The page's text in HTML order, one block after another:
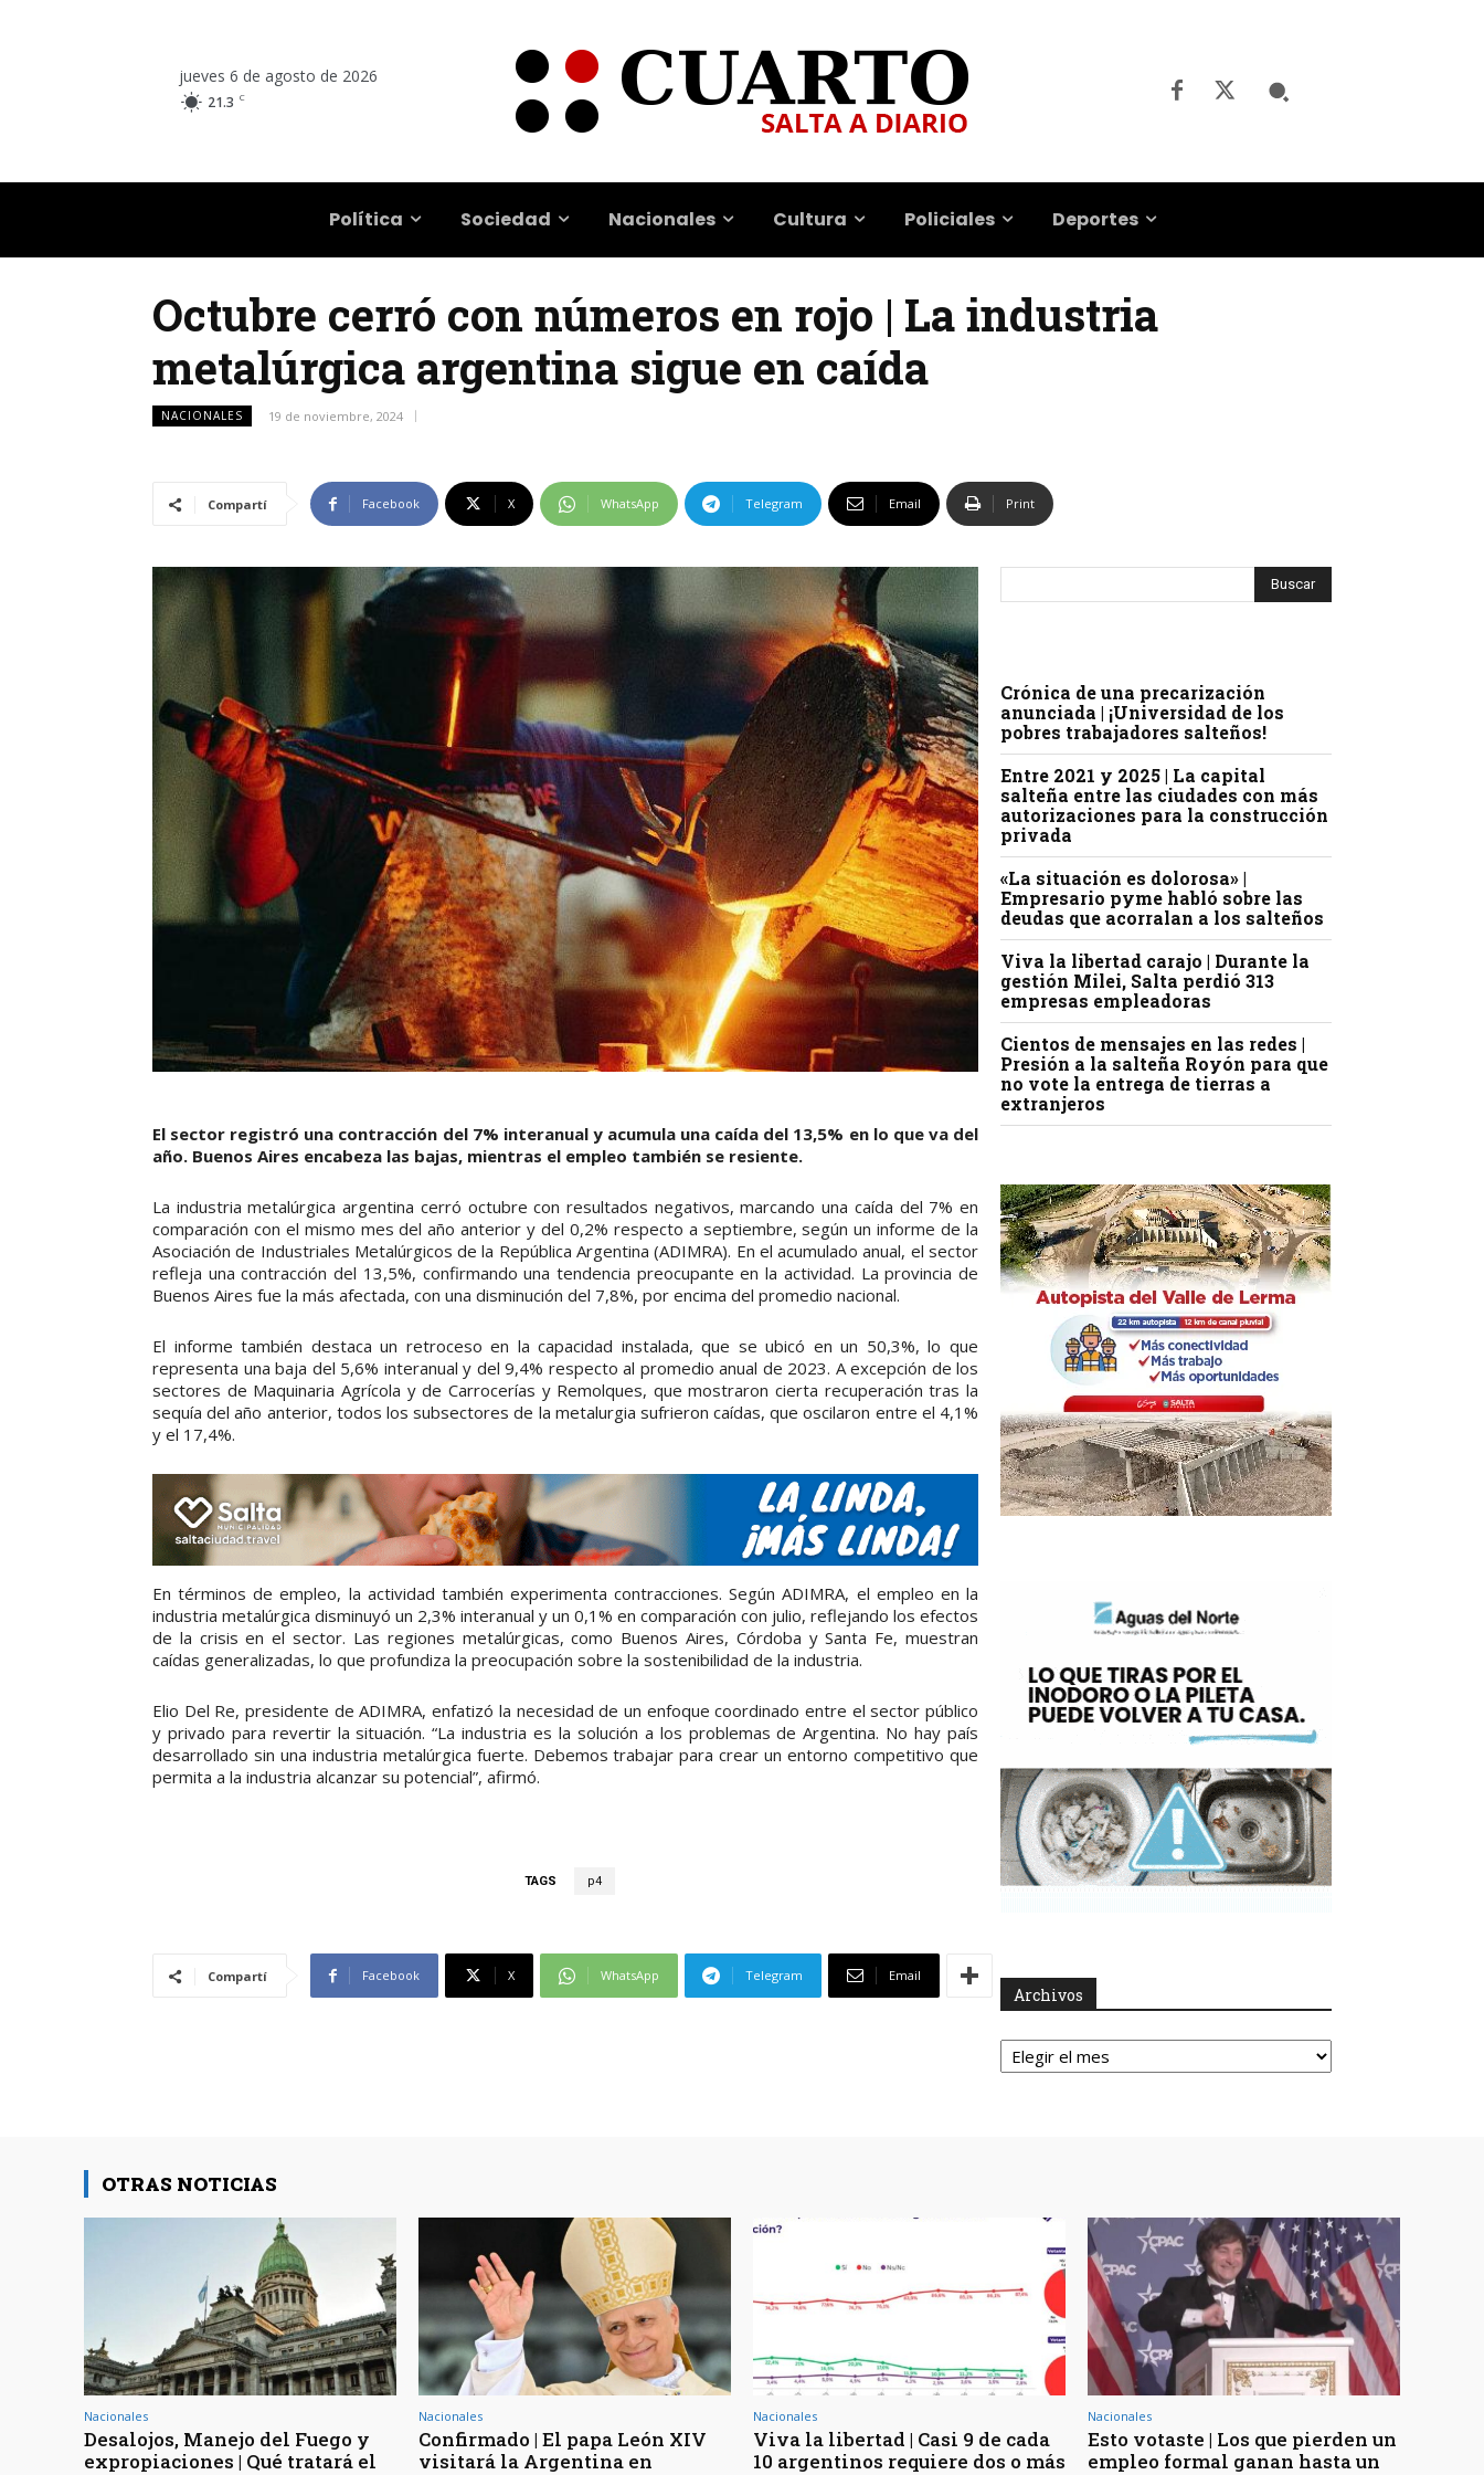
jueves 6 de agosto de 2026
21.3 C
Política Sociedad Nacionales Cultura Policiales Deportes
Octubre cerró con números en rojo | La industria
metalúrgica argentina sigue en caída
NACIONALES 19 de noviembre, 2024
Compartí Facebook X WhatsApp Telegram Email Print
El sector registró una contracción del 7% interanual y acumula una caída del 13,5% en lo que va del
año. Buenos Aires encabeza las bajas, mientras el empleo también se resiente.
La industria metalúrgica argentina cerró octubre con resultados negativos, marcando una caída del 7% en
comparación con el mismo mes del año anterior y del 0,2% respecto a septiembre, según un informe de la
Asociación de Industriales Metalúrgicos de la República Argentina (ADIMRA). En el acumulado anual, el sector
refleja una contracción del 13,5%, confirmando una tendencia preocupante en la actividad. La provincia de
Buenos Aires fue la más afectada, con una disminución del 7,8%, por encima del promedio nacional.
El informe también destaca un retroceso en la capacidad instalada, que se ubicó en un 50,3%, lo que
representa una baja del 5,6% interanual y del 9,4% respecto al promedio anual de 2023. A excepción de los
sectores de Maquinaria Agrícola y de Carrocerías y Remolques, que mostraron cierta recuperación tras la
sequía del año anterior, todos los subsectores de la metalurgia sufrieron caídas, que oscilaron entre el 4,1%
y el 17,4%.
En términos de empleo, la actividad también experimenta contracciones. Según ADIMRA, el empleo en la
industria metalúrgica disminuyó un 2,3% interanual y un 0,1% en comparación con julio, reflejando los efectos
de la crisis en el sector. Las regiones metalúrgicas, como Buenos Aires, Córdoba y Santa Fe, muestran
caídas generalizadas, lo que profundiza la preocupación sobre la sostenibilidad de la industria.
Elio Del Re, presidente de ADIMRA, enfatizó la necesidad de un enfoque coordinado entre el sector público
y privado para revertir la situación. “La industria es la solución a los problemas de Argentina. No hay país
desarrollado sin una industria metalúrgica fuerte. Debemos trabajar para crear un entorno competitivo que
permita a la industria alcanzar su potencial”, afirmó.
TAGS p4
Compartí Facebook X WhatsApp Telegram Email
Crónica de una precarización
anunciada | ¡Universidad de los
pobres trabajadores salteños!
Entre 2021 y 2025 | La capital
salteña entre las ciudades con más
autorizaciones para la construcción
privada
«La situación es dolorosa» |
Empresario pyme habló sobre las
deudas que acorralan a los salteños
Viva la libertad carajo | Durante la
gestión Milei, Salta perdió 313
empresas empleadoras
Cientos de mensajes en las redes |
Presión a la salteña Royón para que
no vote la entrega de tierras a
extranjeros
Archivos
Archivos
OTRAS NOTICIAS
Nacionales
Desalojos, Manejo del Fuego y
expropiaciones | Qué tratará el
Nacionales
Confirmado | El papa León XIV
visitará la Argentina en
Nacionales
Viva la libertad | Casi 9 de cada
10 argentinos requiere dos o más
Nacionales
Esto votaste | Los que pierden un
empleo formal ganan hasta un